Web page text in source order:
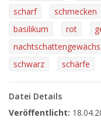
scharf
schmecken
basilikum
rot
nachtschattengewächs
schwarz
schärfe
Datei Details
Veröffentlicht: